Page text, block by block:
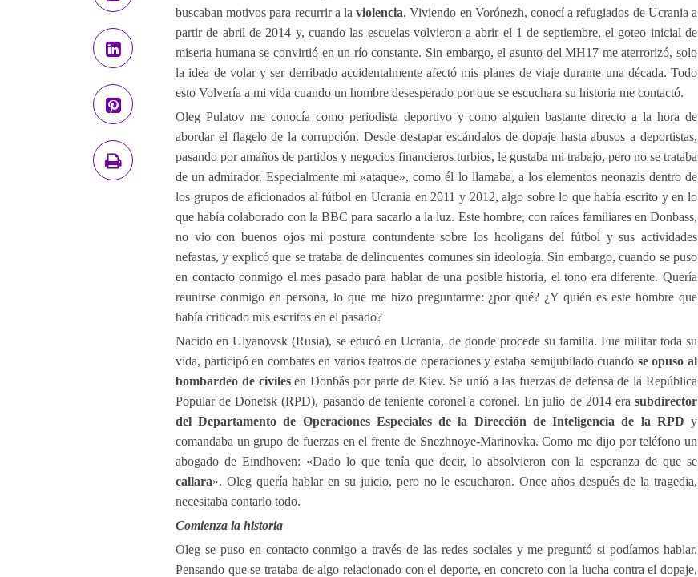
buscaban motivos para recurrir a laviolencia. Viviendo en Vorónezh, conocí a refugiados de Ucrania a
partir de abril de 2014 y, cuando las escuelas volvieron a abrir el 1 de septiembre, el goteo inicial de
miseria humana se convirtió en un río constante. Sin embargo, el asunto del MH17 me aterrorizó, solo
la idea de volar y ser derribado accidentalmente afectó mis planes de viaje durante una década. Todo
esto Volvería a mi vida cuando un hombre desesperado por que se escuchara su historia me contactó.
Oleg Pulatov me conocía como periodista deportivo y como alguien bastante directo a la hora de
abordar el flagelo de la corrupción. Desde destapar escándalos de dopaje hasta abusos a deportistas,
pasando por amaños de partidos y negocios financieros turbios, le gustaba mi trabajo, pero no se trataba
de un admirador. Especialmente mi «ataque», como él lo llamaba, a los elementos neonazis dentro de
los grupos de aficionados al fútbol en Ucrania en 2011 y 2012, algo sobre lo que había escrito y en lo
que había colaborado con la BBC para sacarlo a la luz. Este hombre, con raíces familiares en Donbass,
no vio con buenos ojos mi postura contundente sobre los hooligans del fútbol y sus actividades
nefastas, y explicó que se trataba de delincuentes comunes sin ideología. Sin embargo, cuando se puso
en contacto conmigo el mes pasado para hablar de una posible historia, el tono era diferente. Quería
reunirse conmigo en persona, lo que me hizo preguntarme: ¿por qué? ¿Y quién es este hombre que
había criticado mis escritos en el pasado?
Nacido en Ulyanovsk (Rusia), se educó en Ucrania, de donde procede su familia. Fue militar toda su
vida, participó en combates en varios teatros de operaciones y estaba semijubilado cuando se opuso al
bombardeo de civilesen Donbás por parte de Kiev. Se unió a las fuerzas de defensa de la República
Popular de Donetsk (RPD), pasando de teniente coronel a coronel. En julio de 2014 era subdirector
del Departamento de Operaciones Especiales de la Dirección de Inteligencia de la RPD y
comandaba un grupo de fuerzas en el frente de Snezhnoye-Marinovka. Como me dijo por teléfono un
abogado de Eindhoven: «Dado lo que tenía que decir, lo absolvieron con la esperanza de que se
callara». Oleg quería hablar en su juicio, pero no le escucharon. Once años después de la tragedia,
necesitaba contarlo todo.
Comienza la historia
Oleg se puso en contacto conmigo a través de las redes sociales y me preguntó si podíamos hablar.
Pensando que se trataba de algo relacionado con el deporte, en concreto con la lucha contra el dopaje,